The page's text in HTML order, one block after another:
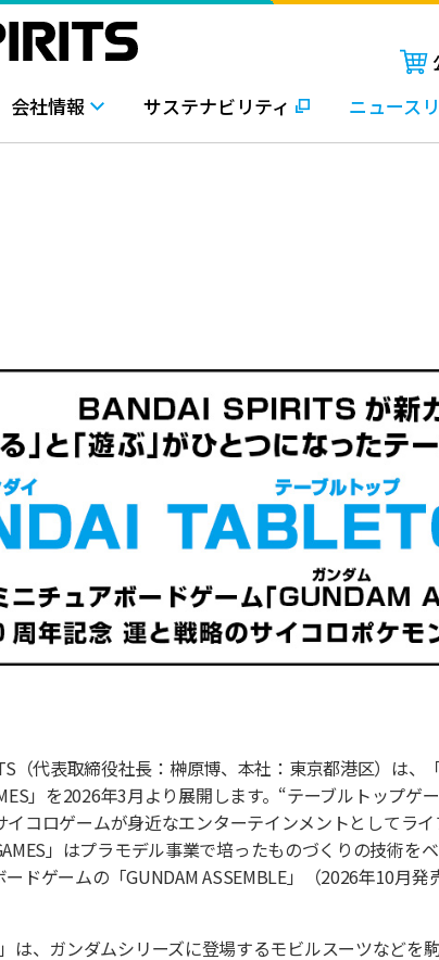
会社情報 サステナビリティ ニュース
（代表取締役社長：榊󠄀原博、本社：東京都港区）は
」を2026年3月より展開します。“テーブルトップ
コロゲームが身近なエンターテインメントとしてライ
」はプラモデル事業で培ったものづくりの技術
ドゲームの「GUNDAM ASSEMBLE」（2026年10月
」は、ガンダムシリーズに登場するモビルスーツなど